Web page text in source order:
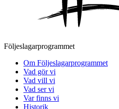
Följeslagarprogrammet
Om Följeslagarprogrammet
Vad gör vi
Vad vill vi
Vad ser vi
Var finns vi
Historik